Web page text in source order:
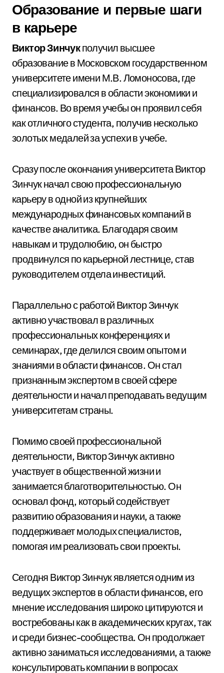
Образование и первые шаги
в карьере
Виктор Зинчукполучил высшее
образование в Московском государственном
университете имени М.В. Ломоносова, где
специализировался в области экономики и
финансов. Во время учебы он проявил себя
как отличного студента, получив несколько
золотых медалей за успехи в учебе.
Сразу после окончания университета Виктор
Зинчук начал свою профессиональную
карьеру в одной из крупнейших
международных финансовых компаний в
качестве аналитика. Благодаря своим
навыкам и трудолюбию, он быстро
продвинулся по карьерной лестнице, став
руководителем отдела инвестиций.
Параллельно с работой Виктор Зинчук
активно участвовал в различных
профессиональных конференциях и
семинарах, где делился своим опытом и
знаниями в области финансов. Он стал
признанным экспертом в своей сфере
деятельности и начал преподавать ведущим
университетам страны.
Помимо своей профессиональной
деятельности, Виктор Зинчук активно
участвует в общественной жизни и
занимается благотворительностью. Он
основал фонд, который содействует
развитию образования и науки, а также
поддерживает молодых специалистов,
помогая им реализовать свои проекты.
Сегодня Виктор Зинчук является одним из
ведущих экспертов в области финансов, его
мнение исследования широко цитируются и
востребованы как в академических кругах, так
и среди бизнес-сообщества. Он продолжает
активно заниматься исследованиями, а также
консультировать компании в вопросах